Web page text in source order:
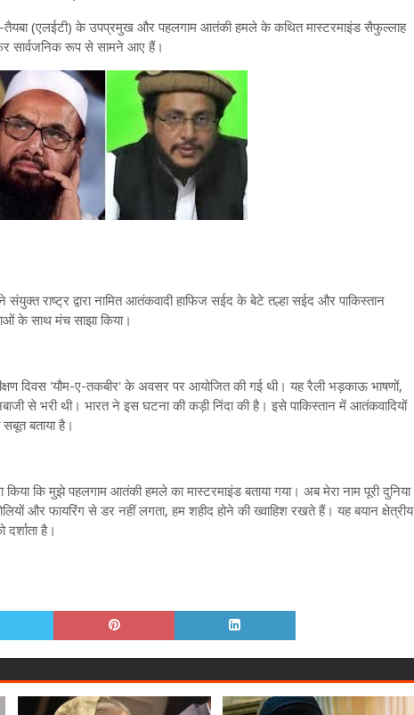
(एलईटी) के उपप्रमुख और पहलगाम आतंकी हमले के कथित मास्टरमाइंड सैफुल्लाह
सार्वजनिक रूप से सामने आए हैं।
संयुक्त राष्ट्र द्वारा नामित आतंकवादी हाफिज सईद के बेटे तल्हा सईद और पाकिस्तान
के साथ मंच साझा किया।
दिवस 'यौम-ए-तकबीर' के अवसर पर आयोजित की गई थी। यह रैली भड़काऊ भाषणों,
से भरी थी। भारत ने इस घटना की कड़ी निंदा की है। इसे पाकिस्तान में आतंकवादियों
बताया है।
किया कि मुझे पहलगाम आतंकी हमले का मास्टरमाइंड बताया गया। अब मेरा नाम पूरी दुनिया
और फायरिंग से डर नहीं लगता, हम शहीद होने की ख्वाहिश रखते हैं। यह बयान क्षेत्रीय
है।